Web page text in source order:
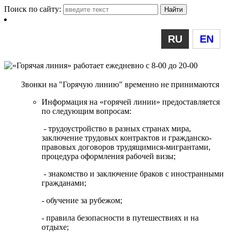
Поиск по сайту:
RU EN
Звонки на "Горячую линию" временно не принимаются
Информация на «горячей линии» предоставляется
по следующим вопросам:
- трудоустройство в разных странах мира,
заключение трудовых контрактов и гражданско-
правовых договоров трудящимися-мигрантами,
процедура оформления рабочей визы;
- знакомство и заключение браков с иностранными
гражданами;
- обучение за рубежом;
- правила безопасности в путешествиях и на
отдыхе;